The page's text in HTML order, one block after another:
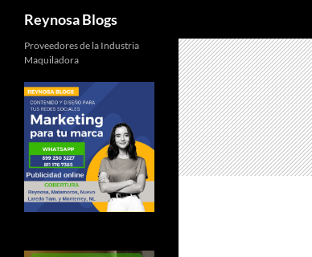
Reynosa Blogs
Proveedores de la Industria
Maquiladora